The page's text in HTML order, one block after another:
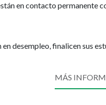
en contacto permanente
en desempleo, finalicen sus
MÁS